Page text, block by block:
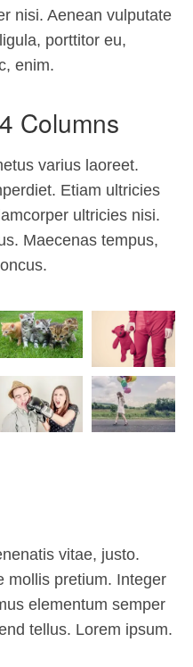
nisi. Aenean vulputate
porttitor eu,
enim.
Columns
varius laoreet.
Etiam ultricies
ultricies nisi.
Maecenas tempus,
vitae, justo.
mollis pretium. Integer
elementum semper
tellus. Lorem ipsum.